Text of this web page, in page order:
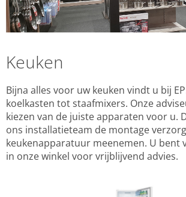
Keuken
Bijna alles voor uw keuken vindt u bij
koelkasten tot staafmixers. Onze
kiezen van de juiste apparaten voor u.
ons installatieteam de montage
keukenapparatuur meenemen. U bent
in onze winkel voor vrijblijvend advies.